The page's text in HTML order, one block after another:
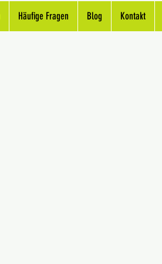
Häufige Fragen Blog Kontakt